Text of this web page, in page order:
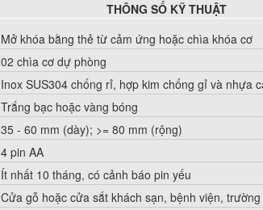
THÔNG SỐ KỸ THUẬT
Mở khóa bằng thẻ từ cảm ứng hoặc chìa khóa cơ
02 chìa cơ dự phòng
Inox SUS304 chống rỉ, hợp kim chống gỉ và nhựa
Trắng bạc hoặc vàng bóng
35 - 60 mm (dày); >= 80 mm (rộng)
4 pin AA
Ít nhất 10 tháng, có cảnh báo pin yếu
Cửa gỗ hoặc cửa sắt khách sạn, bệnh viện,